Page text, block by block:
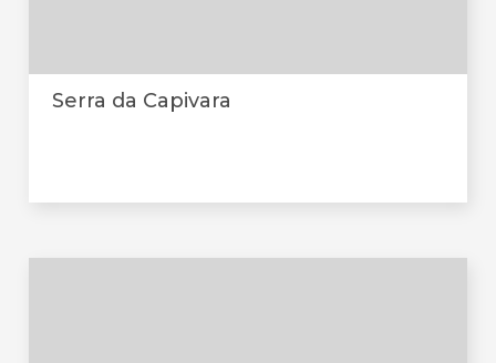
Serra da Capivara